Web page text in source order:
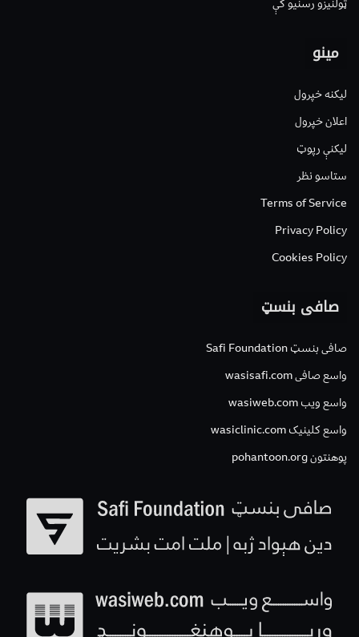
ټولنیزو رسنیو کې
مینو
لیکنه خپرول
اعلان خپرول
لیکنې رپوټ
ستاسو نظر
Terms of Service
Privacy Policy
Cookies Policy
صافی بنسټ
صافی بنسټ Safi Foundation
واسع صافی wasisafi.com
واسع ویب wasiweb.com
واسع کلینیک wasiclinic.com
پوهنتون pohantoon.org